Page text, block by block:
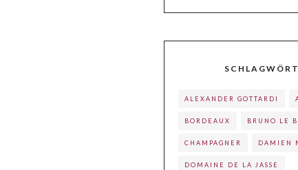
ALEXANDER GOTTARDI
BORDEAUX BRUNO LE
CHAMPAGNER DAMIEN
DOMAINE DE LA JASSE